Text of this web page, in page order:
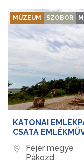
MÚZEUM SZOBOR
KATONAI
CSATA
Fejér megye
Pákozd